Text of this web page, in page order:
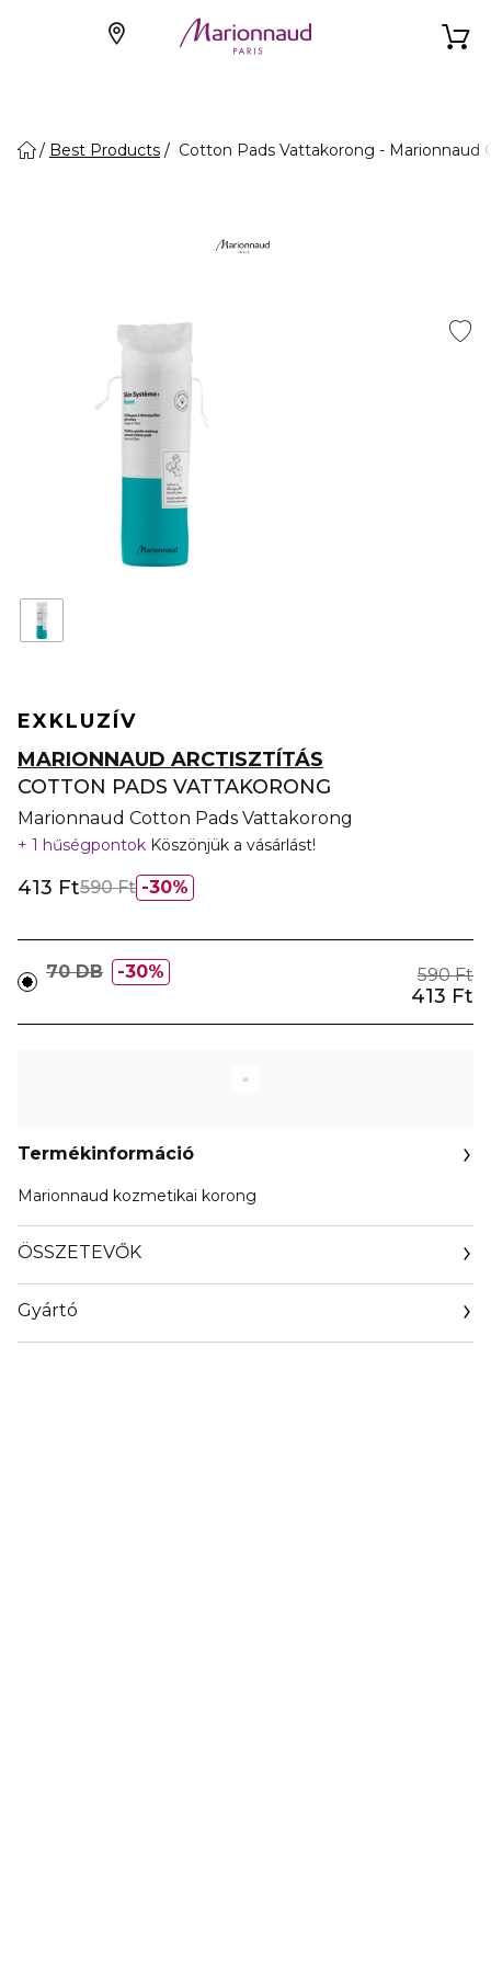
Best Products Cotton Pads Vattakorong - Marionnaud
EXKLUZÍV
MARIONNAUD ARCTISZTÍTÁS
COTTON PADS VATTAKORONG
Marionnaud Cotton Pads Vattakorong
1 hűségpontok Köszönjük a vásárlást!
30%
413 Ft590 Ft
70 DB 30% 590 Ft
413 Ft
Termékinformáció
Marionnaud kozmetikai korong
ÖSSZETEVŐK
Gyártó